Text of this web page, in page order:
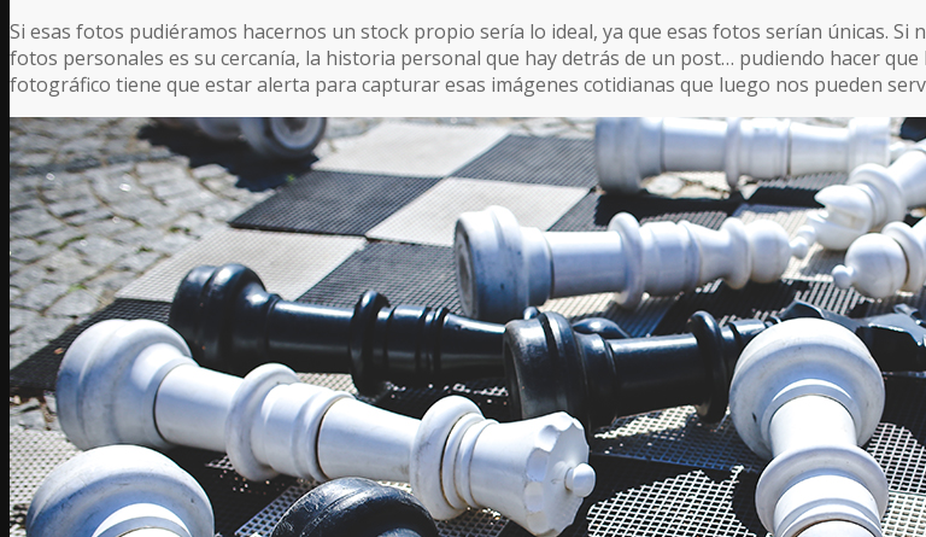
Si esas fotos pudiéramos hacernos un stock propio sería lo ideal, ya que esas fotos serían únicas.
fotos personales es su cercanía, la historia personal que hay detrás de un post… pudiendo hacer
fotográfico tiene que estar alerta para capturar esas imágenes cotidianas que luego nos pueden